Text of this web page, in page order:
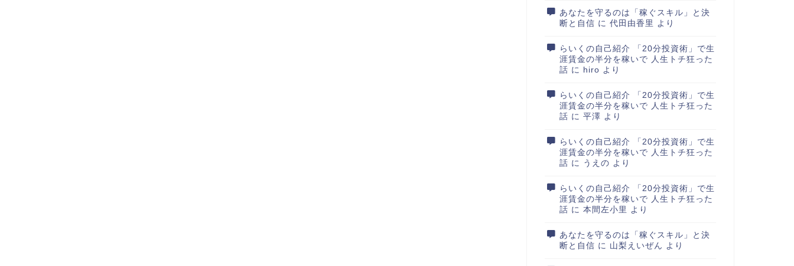
あなたを守るのは「稼ぐスキル」と決
断と自信 に 代田由香里 より
らいくの自己紹介 「20分投資術」で生
涯賃金の半分を稼いで 人生トチ狂った
話 に hiro より
らいくの自己紹介 「20分投資術」で生
涯賃金の半分を稼いで 人生トチ狂った
話 に 平澤 より
らいくの自己紹介 「20分投資術」で生
涯賃金の半分を稼いで 人生トチ狂った
話 に うえの より
らいくの自己紹介 「20分投資術」で生
涯賃金の半分を稼いで 人生トチ狂った
話 に 本間左小里 より
あなたを守るのは「稼ぐスキル」と決
断と自信 に 山梨えいぜん より